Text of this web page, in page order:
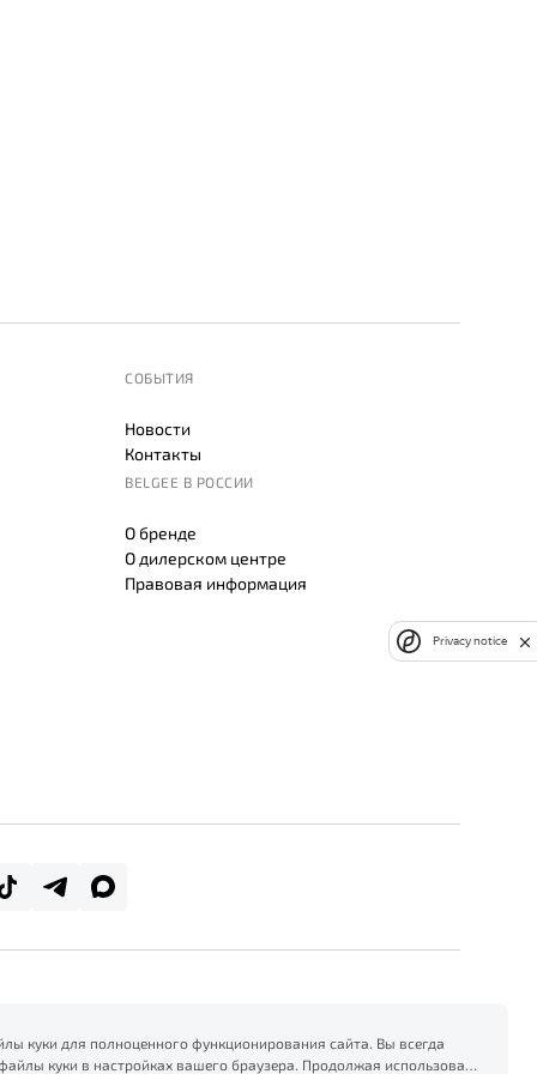
СОБЫТИЯ
Новости
Контакты
BELGEE В РОССИИ
О бренде
О дилерском центре
Правовая информация
куки для полноценного функционирования сайта. Вы всегда
куки в настройках вашего браузера. Продолжая использовать
Privacy notice